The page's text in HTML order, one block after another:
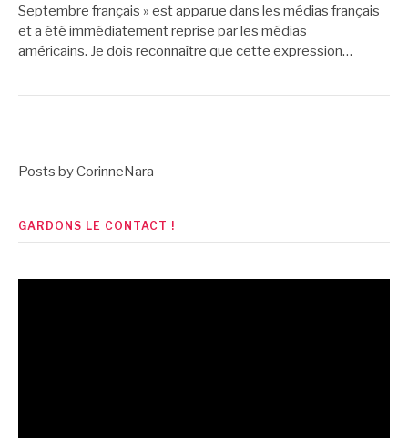
Septembre français » est apparue dans les médias français
et a été immédiatement reprise par les médias
américains. Je dois reconnaître que cette expression…
Posts by CorinneNara
GARDONS LE CONTACT !